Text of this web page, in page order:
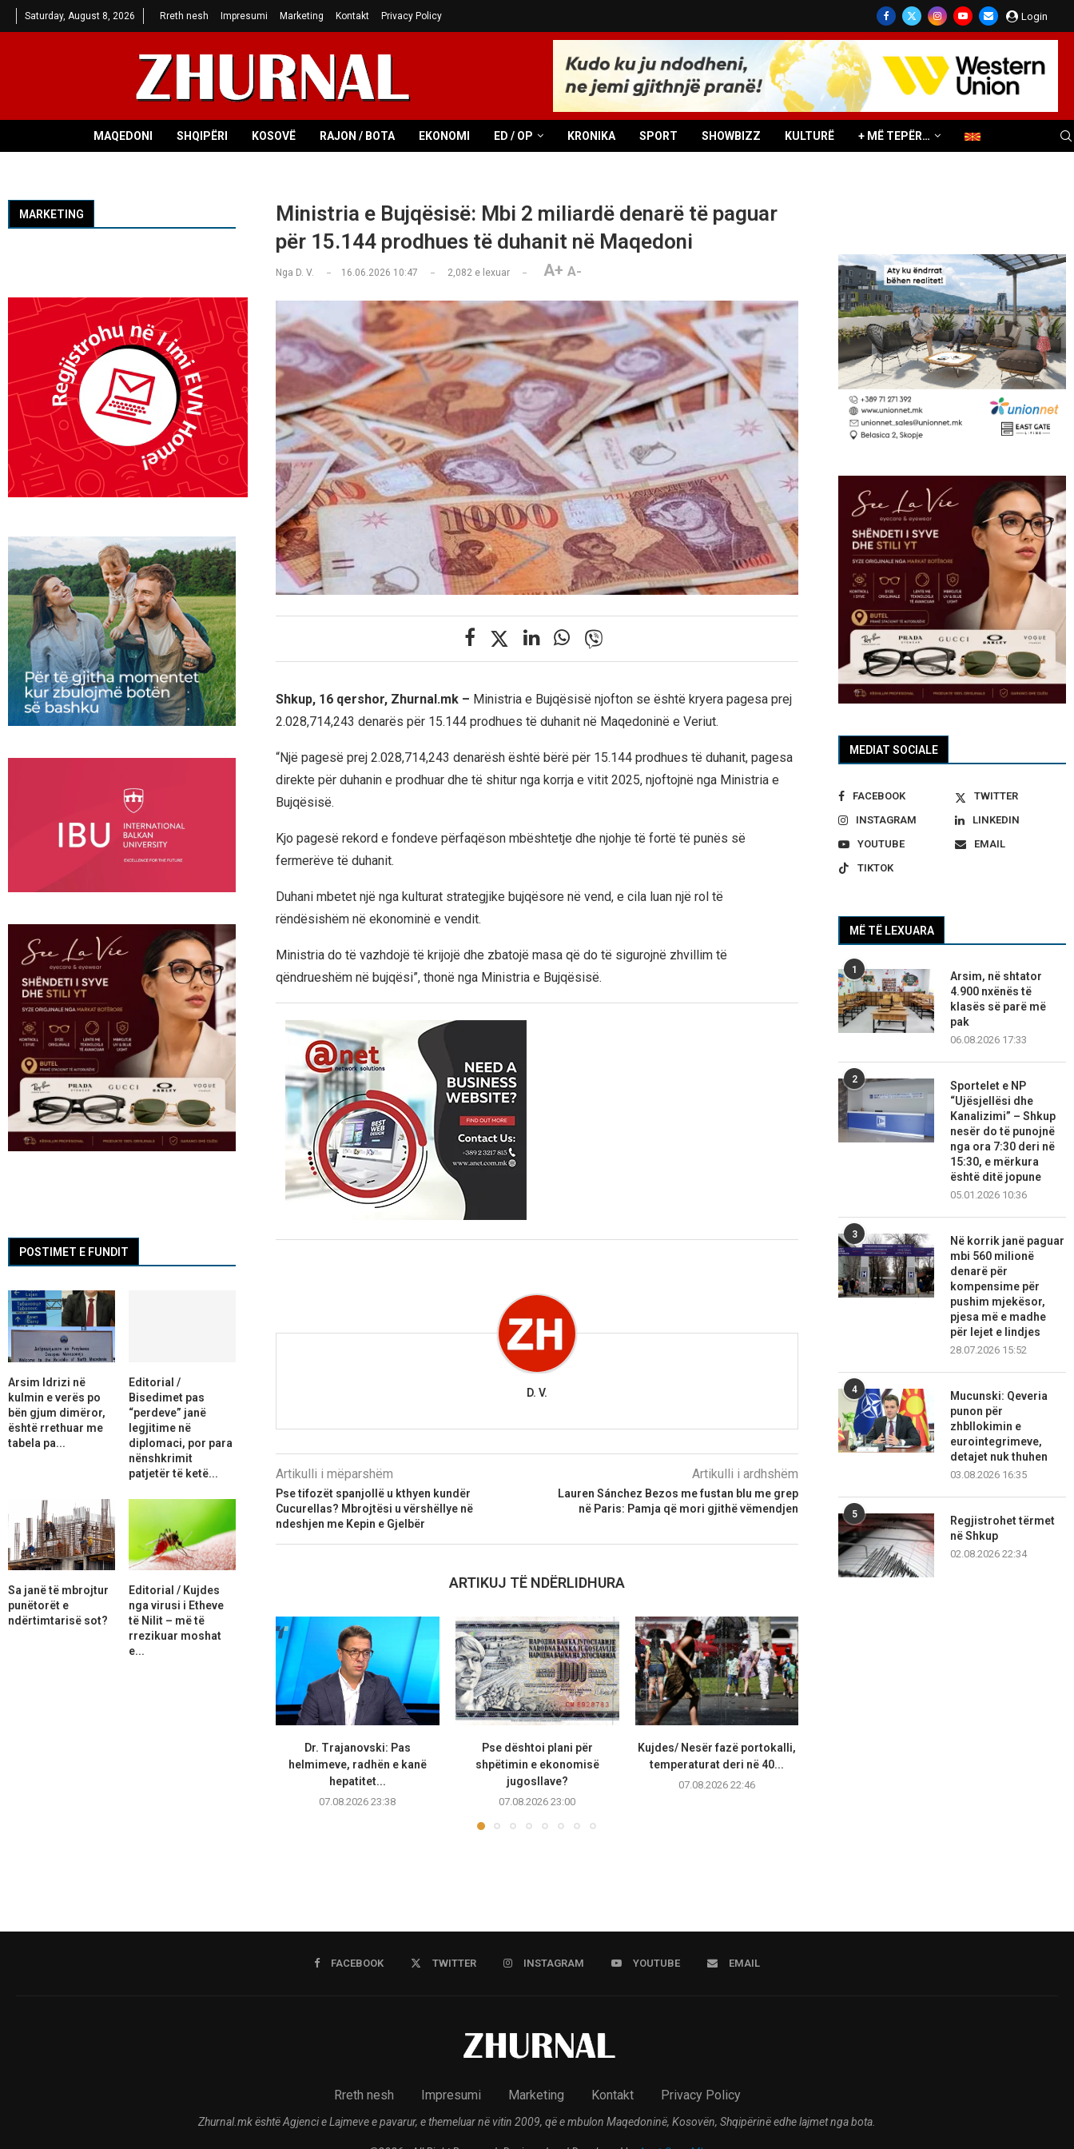
Saturday, August 8, 2026 Rreth nesh Impresumi Marketing Kontakt Privacy Policy Login
MAQEDONI SHQIPËRI KOSOVË RAJON / BOTA EKONOMI ED / OP KRONIKA SPORT SHOWBIZZ KULTURË + MË TEPËR…
Ministria e Bujqësisë: Mbi 2 miliardë denarë të paguar
për 15.144 prodhues të duhanit në Maqedoni
Nga D. V. 16.06.2026 10:47 2,082e lexuar A+ A-
Shkup, 16 qershor, Zhurnal.mk – Ministria e Bujqësisë njofton se është kryera pagesa prej
2.028,714,243 denarës për 15.144 prodhues të duhanit në Maqedoninë e Veriut.
“Një pagesë prej 2.028,714,243 denarësh është bërë për 15.144 prodhues të duhanit, pagesa
direkte për duhanin e prodhuar dhe të shitur nga korrja e vitit 2025, njoftojnë nga Ministria e
Bujqësisë.
Kjo pagesë rekord e fondeve përfaqëson mbështetje dhe njohje të fortë të punës së
fermerëve të duhanit.
Duhani mbetet një nga kulturat strategjike bujqësore në vend, e cila luan një rol të
rëndësishëm në ekonominë e vendit.
Ministria do të vazhdojë të krijojë dhe zbatojë masa që do të sigurojnë zhvillim të
qëndrueshëm në bujqësi”, thonë nga Ministria e Bujqësisë.
D. V.
Artikulli i mëparshëm
Pse tifozët spanjollë u kthyen kundër
Cucurellas? Mbrojtësi u vërshëllye në
ndeshjen me Kepin e Gjelbër
Artikulli i ardhshëm
Lauren Sánchez Bezos me fustan blu me grep
në Paris: Pamja që mori gjithë vëmendjen
ARTIKUJ TË NDËRLIDHURA
Dr. Trajanovski: Pas
helmimeve, radhën e kanë
hepatitet...
07.08.2026 23:38
Pse dështoi plani për
shpëtimin e ekonomisë
jugosllave?
07.08.2026 23:00
Kujdes/ Nesër fazë portokalli,
temperaturat deri në 40...
07.08.2026 22:46
MEDIAT SOCIALE
FACEBOOK
TWITTER
INSTAGRAM
LINKEDIN
YOUTUBE
EMAIL
TIKTOK
MË TË LEXUARA
1
Arsim, në shtator
4.900 nxënës të
klasës së parë më
pak
06.08.2026 17:33
2
Sportelet e NP
“Ujësjellësi dhe
Kanalizimi” – Shkup
nesër do të punojnë
nga ora 7:30 deri në
15:30, e mërkura
është ditë jopune
05.01.2026 10:36
3
Në korrik janë paguar
mbi 560 milionë
denarë për
kompensime për
pushim mjekësor,
pjesa më e madhe
për lejet e lindjes
28.07.2026 15:52
4
Mucunski: Qeveria
punon për
zhbllokimin e
eurointegrimeve,
detajet nuk thuhen
03.08.2026 16:35
5
Regjistrohet tërmet
në Shkup
02.08.2026 22:34
MARKETING
POSTIMET E FUNDIT
Arsim Idrizi në
kulmin e verës po
bën gjum dimëror,
është rrethuar me
tabela pa...
Editorial /
Bisedimet pas
“perdeve” janë
legjitime në
diplomaci, por para
nënshkrimit
patjetër të ketë...
Sa janë të mbrojtur
punëtorët e
ndërtimtarisë sot?
Editorial / Kujdes
nga virusi i Etheve
të Nilit – më të
rrezikuar moshat
e...
FACEBOOK TWITTER INSTAGRAM YOUTUBE EMAIL
Rreth nesh Impresumi Marketing Kontakt Privacy Policy
Zhurnal.mk është Agjenci e Lajmeve e pavarur, e themeluar në vitin 2009, që e mbulon Maqedoninë, Kosovën, Shqipërinë edhe lajmet nga bota.